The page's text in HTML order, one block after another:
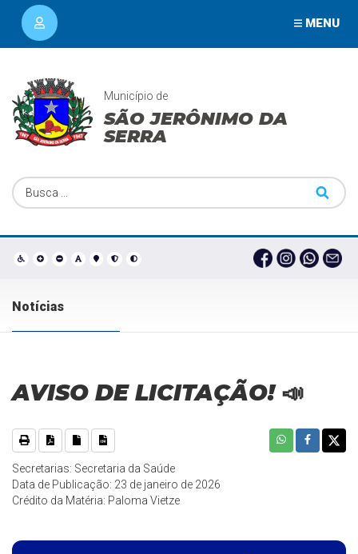
MENU
Município de
SÃO JERÔNIMO DA
SERRA
Notícias
AVISO DE LICITAÇÃO! 📣
Secretarias: Secretaria da Saúde
Data de Publicação: 23 de janeiro de 2026
Crédito da Matéria: Paloma Vietze